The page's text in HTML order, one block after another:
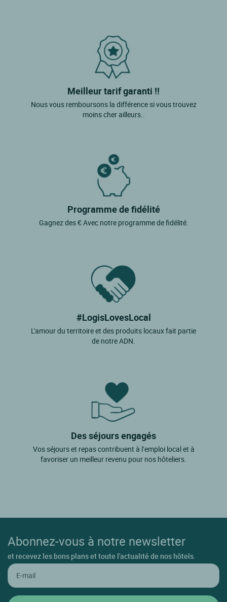
Meilleur tarif garanti !!
Nous vous remboursons la différence si vous trouvez
moins cher ailleurs..
Programme de fidélité
Gagnez des € Avec notre programme de fidélité.
#LogisLovesLocal
L'amour du territoire et des produits locaux fait partie
de notre ADN.
Des séjours engagés
Vos séjours et repas contribuent à l’emploi local et à
favoriser un meilleur revenu pour nos hôteliers.
Abonnez-vous à notre newsletter
et recevez les bons plans et toute l'actualité de nos hôtels.